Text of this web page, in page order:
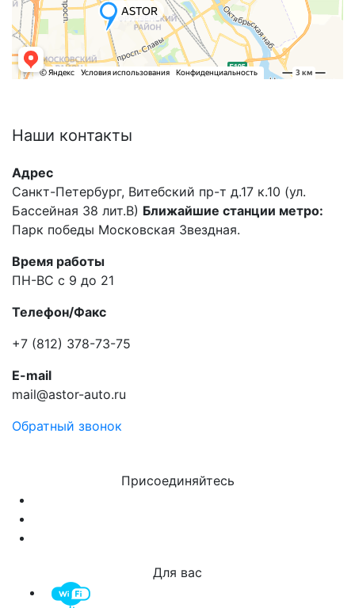
Наши контакты
Адрес
Санкт-Петербург, Витебский пр-т д.17 к.10 (ул.
Бассейная 38 лит.В) Ближайшие станции метро:
Парк победы Московская Звездная.
Время работы
ПН-ВС с 9 до 21
Телефон/Факс
+7 (812) 378-73-75
E-mail
mail@astor-auto.ru
Обратный звонок
Присоединяйтесь
Для вас